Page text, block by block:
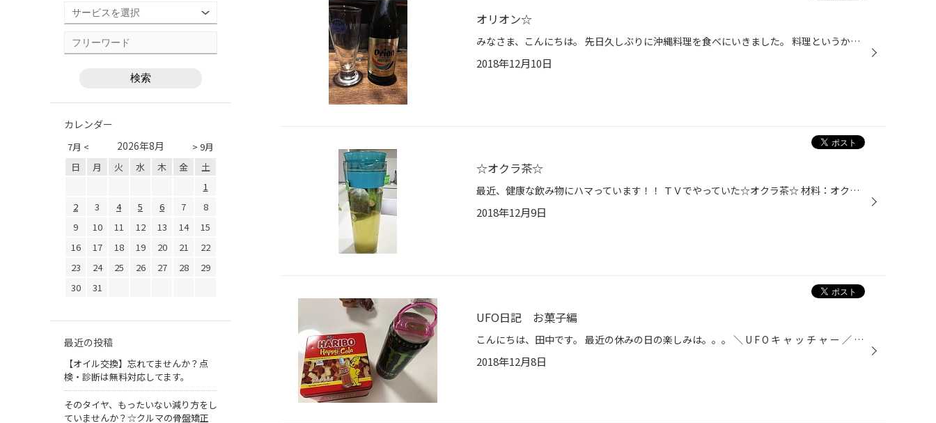
オリオン☆
みなさま、こんにちは。 先日久しぶりに沖縄料理を食べにいきました。 料理というかお酒ですかね。。。 まず初めはオリオンビールから☆ 次からは泡盛で。。 止まらなくなる前にやめましたｗ
2018年12月10日
☆オクラ茶☆
最近、健康な飲み物にハマっています！！ ＴＶでやっていた☆オクラ茶☆ 材料：オクラ10本 水 1リットル 緑茶水出し2パックで8時間か10時間置いておきます。 そうするとオクラの健康エキスが出て、お通じがよくなるのと血圧や血糖に効くらしいです！！ 飲みやすく、さっぱりしています！！！
2018年12月9日
UFO日記 お菓子編
こんにちは、田中です。 最近の休みの日の楽しみは。。。 ＼ U F O キ ャ ッ チ ャ ー ／ お菓子をメインに 取ってます。 でも下手すぎるんで一つのお菓子を取るのに１０００円くらい消費してます。。。。
2018年12月8日
カレンダー
7月 < > 9月
2026年8月
日 月 火 水 木 金
土
1
2
3 4 5 6 7
8
9
10 11 12 13 14
15
16
17 18 19 20 21
22
23
24 25 26 27 28
29
30
31
最近の投稿
【オイル交換】忘れてませんか？点
検・診断は無料対応してます。
そのタイヤ、もったいない減り方をし
ていませんか？☆クルマの骨盤矯正